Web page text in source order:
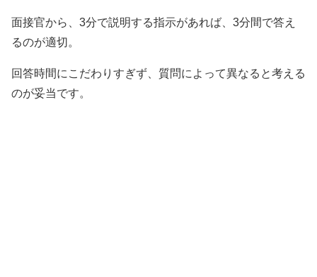
面接官から、3分で説明する指示があれば、3分間で答え
るのが適切。
回答時間にこだわりすぎず、質問によって異なると考える
のが妥当です。